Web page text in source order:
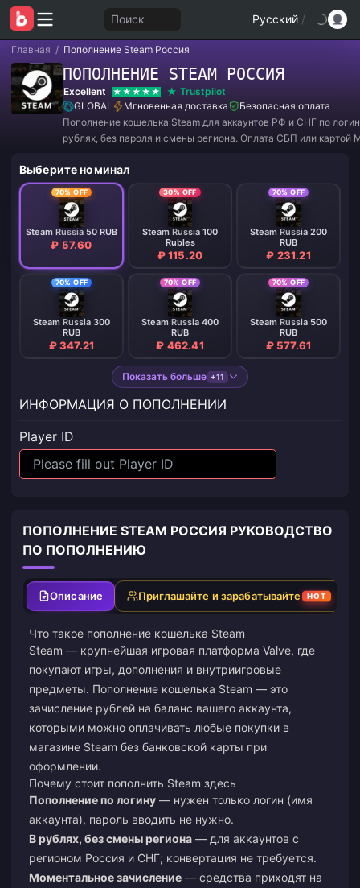
Поиск Русский /
Главная / Пополнение Steam Россия
ПОПОЛНЕНИЕ STEAM РОССИЯ
Excellent
Trustpilot
GLOBAL
Мгновенная доставка
Безопасная оплата
Пополнение кошелька Steam для аккаунтов РФ и СНГ по
рублях, без пароля и смены региона. Оплата СБП или картой
Выберите номинал
70% OFF
Steam Russia 50 RUB
₽ 57.60
30% OFF
Steam Russia 100
Rubles
₽ 115.20
70% OFF
Steam Russia 200
RUB
₽ 231.21
70% OFF
Steam Russia 300
RUB
₽ 347.21
70% OFF
Steam Russia 400
RUB
₽ 462.41
70% OFF
Steam Russia 500
RUB
₽ 577.61
Показать больше +11
ИНФОРМАЦИЯ О ПОПОЛНЕНИИ
Player ID
ПОПОЛНЕНИЕ STEAM РОССИЯ РУКОВОДСТВО
ПО ПОПОЛНЕНИЮ
Описание Приглашайте и зарабатывайте HOT
Что такое пополнение кошелька Steam
Steam — крупнейшая игровая платформа Valve, где
покупают игры, дополнения и внутриигровые
предметы. Пополнение кошелька Steam — это
зачисление рублей на баланс вашего аккаунта,
которыми можно оплачивать любые покупки в
магазине Steam без банковской карты при
оформлении.
Почему стоит пополнить Steam здесь
Пополнение по логину — нужен только логин (имя
аккаунта), пароль вводить не нужно.
В рублях, без смены региона — для аккаунтов с
регионом Россия и СНГ; конвертация не требуется.
Моментальное зачисление — средства приходят на